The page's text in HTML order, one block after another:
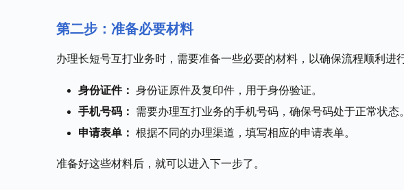
第二步：准备必要材料
办理长短号互打业务时，需要准备一些必要的材料，以确保流程顺利进
身份证件： 身份证原件及复印件，用于身份验证。
手机号码：
需要办理互打业务的手机号码，确保号码处于正常状态。
申请表单： 根据不同的办理渠道，填写相应的申请表单。
准备好这些材料后，就可以进入下一步了。